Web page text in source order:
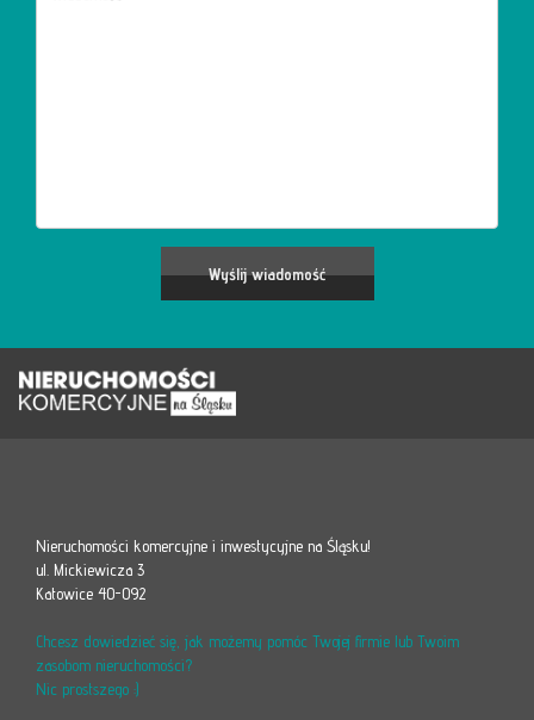
Nieruchomości komercyjne i inwestycyjne na Śląsku!
ul. Mickiewicza 3
Katowice 40-092
Chcesz dowiedzieć się, jak możemy pomóc Twojej firmie lub Twoim
zasobom nieruchomości?
Nic prostszego :)